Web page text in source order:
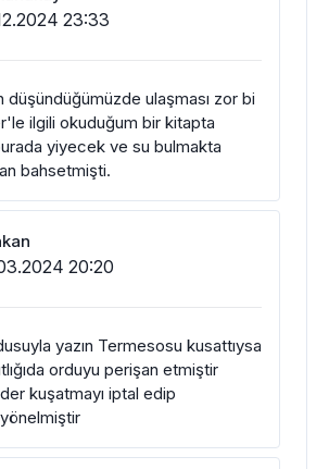
23:33
düşündüğümüzde ulaşması zor bi
ilgili okuduğum bir kitapta
yiyecek ve su bulmakta
bahsetmişti.
20:20
yazın Termesosu kusattıysa
orduyu perişan etmiştir
kuşatmayı iptal edip